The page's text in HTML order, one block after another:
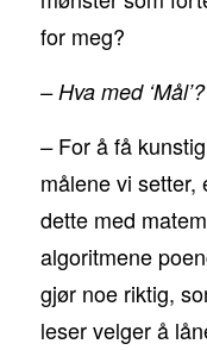
for meg?
– Hva med ‘Mål’?
– For å få
målene vi setter,
dette med
algoritmene
gjør noe riktig,
leser velger å